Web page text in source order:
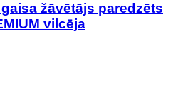
žāvētājs paredzēts
vilcēja